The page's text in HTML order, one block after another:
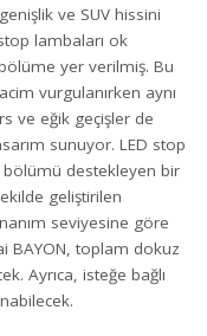
ve SUV hissini
lambaları ok
yer verilmiş. Bu
vurgulanırken aynı
ve eğik geçişler de
sunuyor. LED stop
bölümü destekleyen bir
geliştirilen
seviyesine göre
BAYON, toplam dokuz
Ayrıca, isteğe bağlı